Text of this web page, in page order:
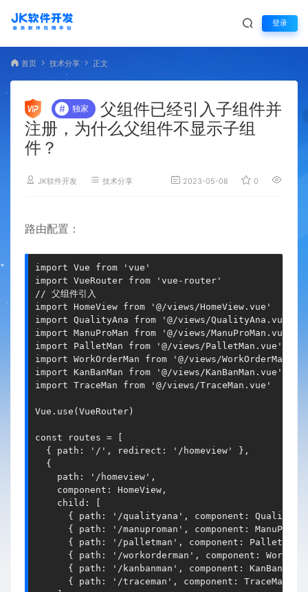
登录
首页 技术分享 正文
# 独家
父组件已经引入子组件并
注册，为什么父组件不显示子组
件？
JK软件开发 技术分享 2023-05-08 0
路由配置：
import Vue from 'vue'
import VueRouter from 'vue-router'
// 父组件引入
import HomeView from '@/views/HomeView.vue'
import QualityAna from '@/views/QualityAna.vue'
import ManuProMan from '@/views/ManuProMan.vue'
import PalletMan from '@/views/PalletMan.vue'
import WorkOrderMan from '@/views/
import KanBanMan from '@/views/KanBanMan.vue'
import TraceMan from '@/views/TraceMan.vue'
Vue.use(VueRouter)
const routes = [
  { path: '/', redirect: '/homeview' },
  {
    path: '/homeview',
    component: HomeView,
    child: [
{ path: '/qualityana', component:
{ path: '/manuproman', component:
{ path: '/palletman', component: PalletMan
{ path: '/workorderman', component:
{ path: '/kanbanman', component: KanBanMan
      { path: '/traceman', component: TraceMan }